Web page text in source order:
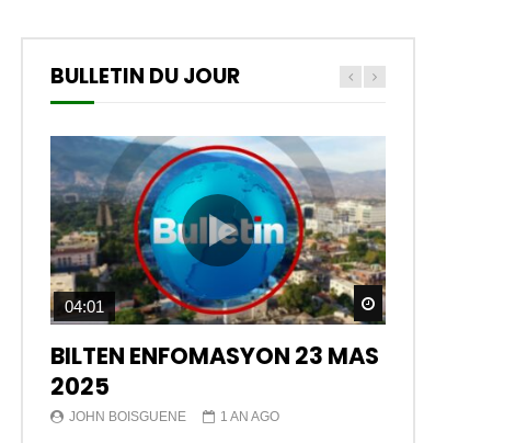
BULLETIN DU JOUR
Watch Later
04:01
BILTEN ENFOMASYON 23 MAS
2025
JOHN BOISGUENE 1 AN AGO